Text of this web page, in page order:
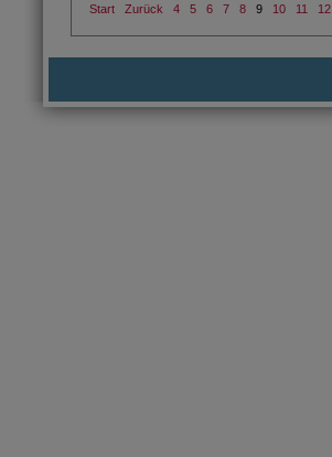
Start Zurück 4 5 6 7 8 9 10 11 12